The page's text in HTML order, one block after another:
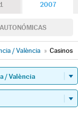
2007
AUTONÓMICAS
/ València » Casinos